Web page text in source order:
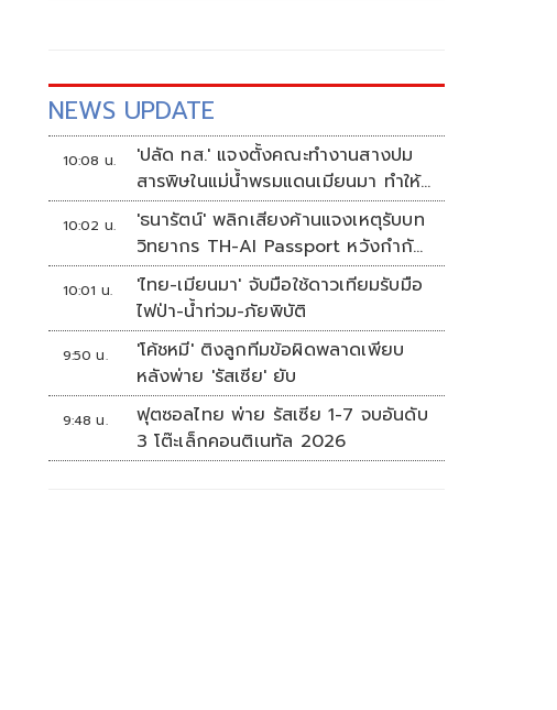
NEWS UPDATE
10:08 น.
'ปลัด ทส.' แจงตั้งคณะทำงานสางปม
สารพิษในแม่น้ำพรมแดนเมียนมา ทำให้
แก้ปัญหารวดเร็ว
10:02 น.
'ธนารัตน์' พลิกเสียงค้านแจงเหตุรับบท
วิทยากร TH-AI Passport หวังกำกับ
ใช้งบเหมาะสม ชูจุดเด่นคนไทยได้ใช้ AI
ระดับโปร ลดเหลื่อมล้ำทางเทคโนโลยี
เซฟงบไปกว่า900ล้าน เชื่อหากใช้เต็มที่
เอกชนขาดทุนย่อยยับ
10:01 น.
'ไทย-เมียนมา' จับมือใช้ดาวเทียมรับมือ
ไฟป่า-น้ำท่วม-ภัยพิบัติ
9:50 น.
'โค้ชหมี' ติงลูกทีมข้อผิดพลาดเพียบ
หลังพ่าย 'รัสเซีย' ยับ
9:48 น.
ฟุตซอลไทย พ่าย รัสเซีย 1-7 จบอันดับ
3 โต๊ะเล็กคอนติเนทัล 2026